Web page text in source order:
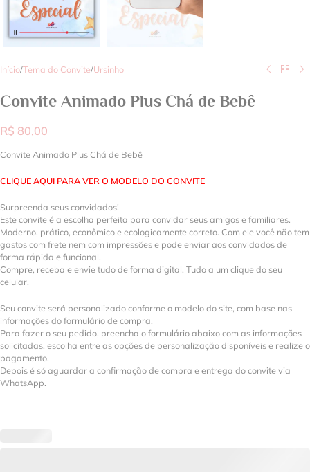
Início/Tema do Convite/Ursinho
Convite Animado Plus Chá de Bebê
R$ 80,00
Convite Animado Plus Chá de Bebê
CLIQUE AQUI PARA VER O MODELO DO CONVITE
Surpreenda seus convidados!
Este convite é a escolha perfeita para convidar seus amigos e familiares.
Moderno, prático, econômico e ecologicamente correto. Com ele você não tem
gastos com frete nem com impressões e pode enviar aos convidados de
forma rápida e funcional.
Compre, receba e envie tudo de forma digital. Tudo a um clique do seu
celular.
Seu convite será personalizado conforme o modelo do site, com base nas
informações do formulário de compra.
Para fazer o seu pedido, preencha o formulário abaixo com as informações
solicitadas, escolha entre as opções de personalização disponíveis e realize o
pagamento.
Depois é só aguardar a confirmação de compra e entrega do convite via
WhatsApp.